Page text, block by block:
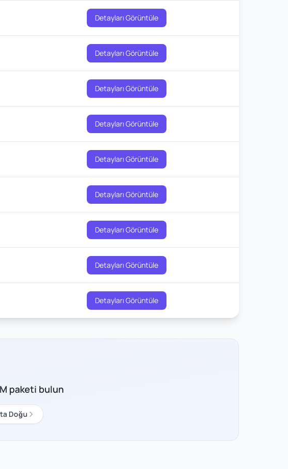
Detayları Görüntüle
Detayları Görüntüle
Detayları Görüntüle
Detayları Görüntüle
Detayları Görüntüle
Detayları Görüntüle
Detayları Görüntüle
Detayları Görüntüle
Detayları Görüntüle
paketi bulun
Doğu